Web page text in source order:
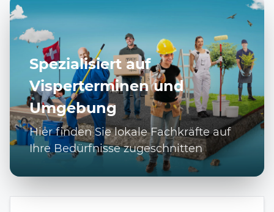
Spezialisiert auf
Visperterminen und
Umgebung
Hier finden Sie lokale Fachkräfte auf
Ihre Bedürfnisse zugeschnitten